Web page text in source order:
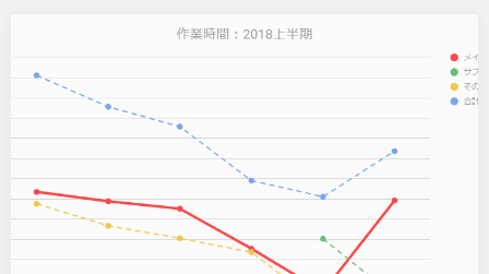
2018年上半期の進捗を作業時間のデータと合わせて書いていきま
す！ 私がいつ何時間頑張ったみたいな情報、待ってるプレイヤー
さんがどれ程知りたいのかは分からないのですが、延期の報告をす
るときはちゃんと伝えておくのが誠実かな、というのもあってとり
あえず公開してみます。（あと、制作サイドとしては他の人の…